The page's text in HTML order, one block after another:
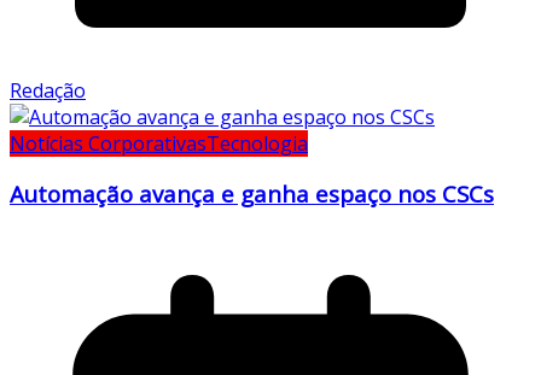
Redação
Notícias CorporativasTecnologia
Automação avança e ganha espaço nos CSCs